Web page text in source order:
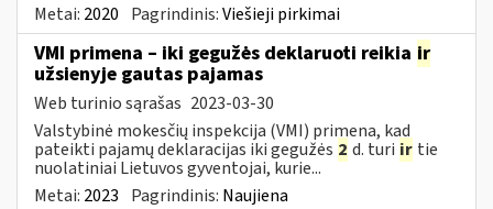
Metai: 2020 Pagrindinis:Viešieji pirkimai
VMI primena – iki gegužės deklaruoti reikia ir
užsienyje gautas pajamas
Web turinio sąrašas 2023-03-30
Valstybinė mokesčių inspekcija (VMI) primena, kad
pateikti pajamų deklaracijas iki gegužės 2 d. turi ir tie
nuolatiniai Lietuvos gyventojai, kurie...
Metai: 2023 Pagrindinis: Naujiena